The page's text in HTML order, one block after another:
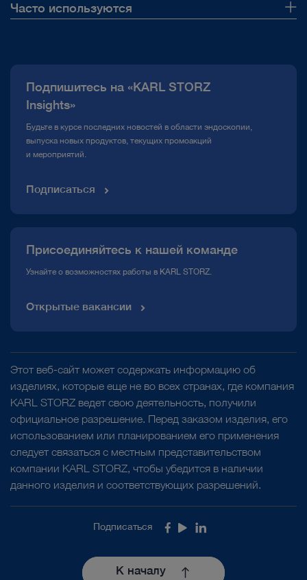
Часто используются
Горячая линия по вопросам комплаенс
Медиатека
Подпишитесь на «KARL STORZ
Insights»
Будьте в курсе последних новостей в области эндоскопии,
выпуска новых продуктов, текущих промоакций
и мероприятий.
Подписаться
Присоединяйтесь к нашей команде
Узнайте о возможностях работы в KARL STORZ.
Открытые вакансии
Этот веб-сайт может содержать информацию об
изделиях, которые еще не во всех странах, где компания
KARL STORZ ведет свою деятельность, получили
официальное разрешение. Перед заказом изделия, его
использованием или планированием его применения
следует связаться с местным представительством
компании KARL STORZ, чтобы убедится в наличии
данного изделия и соответствующих разрешений.
Подписаться Facebook
YoutubeLinkedIn
К началу